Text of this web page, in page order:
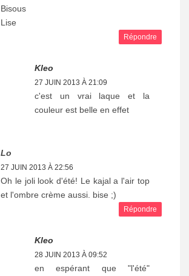
Bisous
Lise
Répondre
Kleo
27 JUIN 2013 À 21:09
c'est un vrai laque et la
couleur est belle en effet
Lo
27 JUIN 2013 À 22:56
Oh le joli look d'été! Le kajal a l'air top
et l'ombre crème aussi. bise ;)
Répondre
Kleo
28 JUIN 2013 À 09:52
en espérant que "l'été"